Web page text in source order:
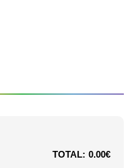
TOTAL: 0.00€